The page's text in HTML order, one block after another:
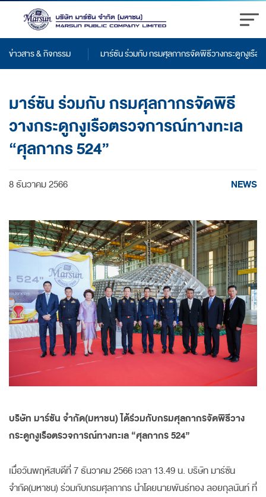
ข่าวสาร & กิจกรรม มาร์ซัน ร่วมกับ กรมศุลกากรจัดพิธีวางกระดูกงูเรือ
มาร์ซัน ร่วมกับ กรมศุลกากรจัดพิธี
วางกระดูกงูเรือตรวจการณ์ทางทะเล
“ศุลกากร 524”
8 ธันวาคม 2566 NEWS
บริษัท มาร์ซัน จำกัด(มหาชน) ได้ร่วมกับกรมศุลกากรจัดพิธีวาง
กระดูกงูเรือตรวจการณ์ทางทะเล “ศุลกากร 524”
เมื่อวันพฤหัสบดีที่ 7 ธันวาคม 2566 เวลา 13.49 น. บริษัท มาร์ซัน
จำกัด(มหาชน) ร่วมกับกรมศุลกากร นำโดยนายพันธ์ทอง ลอยกุลนันท์ ที่